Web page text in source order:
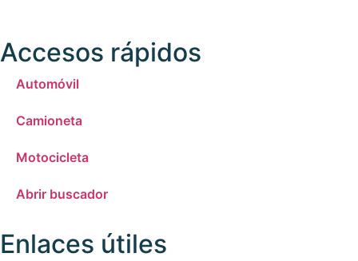
Accesos rápidos
Automóvil
Camioneta
Motocicleta
Abrir buscador
Enlaces útiles